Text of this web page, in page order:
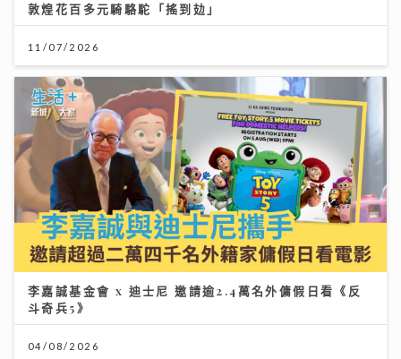
敦煌花百多元騎駱駝「搖到攰」
11/07/2026
李嘉誠基金會 x 迪士尼 邀請逾2.4萬名外傭假日看《反
斗奇兵5》
04/08/2026